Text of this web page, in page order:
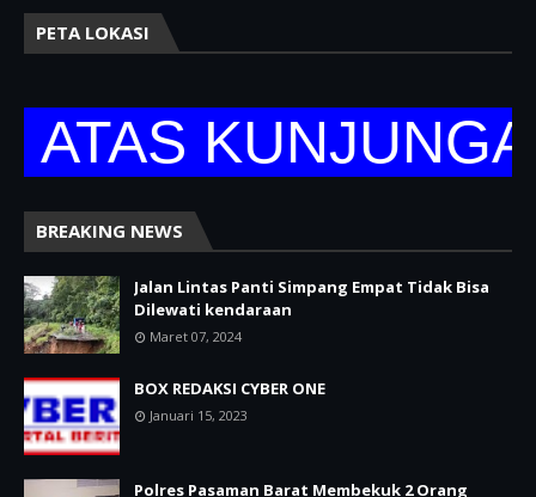
PETA LOKASI
BREAKING NEWS
Jalan Lintas Panti Simpang Empat Tidak Bisa
Dilewati kendaraan
Maret 07, 2024
BOX REDAKSI CYBER ONE
Januari 15, 2023
Polres Pasaman Barat Membekuk 2 Orang